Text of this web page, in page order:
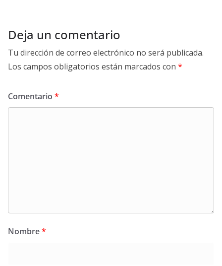
Deja un comentario
Tu dirección de correo electrónico no será publicada.
Los campos obligatorios están marcados con *
Comentario *
Nombre*